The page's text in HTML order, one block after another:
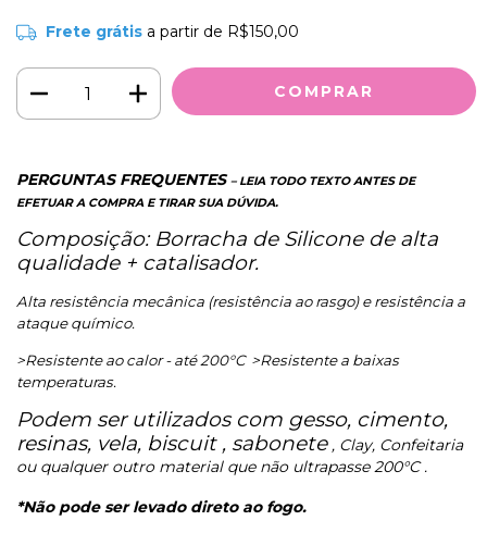
Frete grátis a partir de R$150,00
PERGUNTAS FREQUENTES – LEIA TODO TEXTO ANTES DE
EFETUAR A COMPRA E TIRAR SUA DÚVIDA.
Composição: Borracha de Silicone de alta
qualidade + catalisador.
Alta resistência mecânica (resistência ao rasgo) e resistência a
ataque químico.
>Resistente ao calor - até 200°C >Resistente a baixas
temperaturas.
Podem ser utilizados com gesso, cimento,
resinas, vela, biscuit , sabonete, Clay, Confeitaria
ou qualquer outro material que não ultrapasse 200°C .
*Não pode ser levado direto ao fogo.